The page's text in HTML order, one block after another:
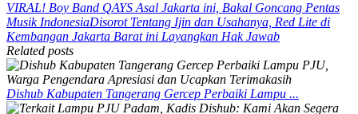
VIRAL! Boy Band QAYS Asal Jakarta ini, Bakal Goncang Pentas
Musik IndonesiaDisorot Tentang Ijin dan Usahanya, Red Lite di
Kembangan Jakarta Barat ini Layangkan Hak Jawab
Related posts
Dishub Kabupaten Tangerang Gercep Perbaiki Lampu ...